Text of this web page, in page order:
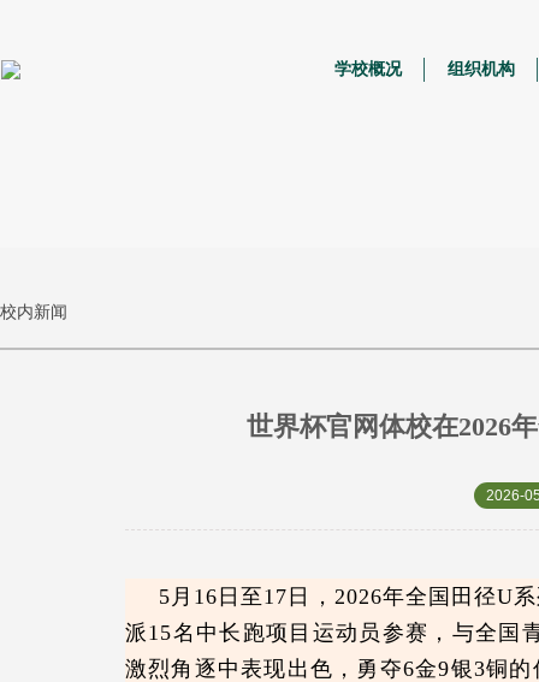
学校概况 组织机构
校内新闻
世界杯官网体校在2026
2026-
5月16日至17日，2026年全国田径U
派15名中长跑项目运动员参赛，与全国
激烈角逐中表现出色，勇夺6金9银3铜的